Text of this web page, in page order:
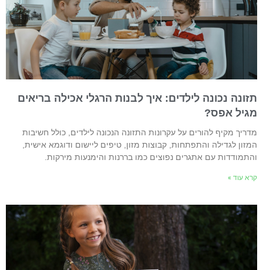
נכונה לילדים: איך לבנות הרגלי אכילה בריאים
אפס?
מקיף להורים על עקרונות התזונה הנכונה לילדים, כולל חשיבות
לגדילה והתפתחות, קבוצות מזון, טיפים ליישום ודוגמא אישית,
עם אתגרים נפוצים כמו בררנות והימנעות מירקות.
עוד »